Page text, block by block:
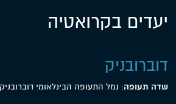
יעדים בקרואטיה
דוברובניק
שדה תעופה: נמל התעופה הבינלאומי דוברובניק